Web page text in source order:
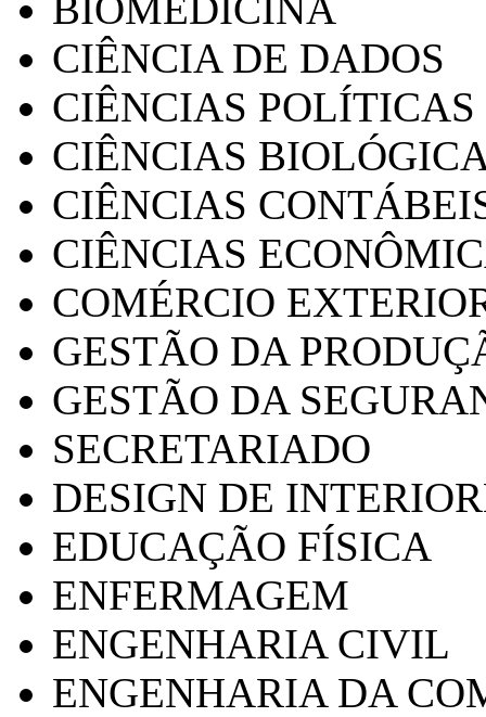
CIÊNCIA DE DADOS
CIÊNCIAS POLÍTICAS
CIÊNCIAS
CIÊNCIAS
CIÊNCIAS
COMÉRCIO
GESTÃO DA
GESTÃO DA
SECRETARIADO
DESIGN DE
EDUCAÇÃO FÍSICA
ENFERMAGEM
ENGENHARIA CIVIL
ENGENHARIA DA